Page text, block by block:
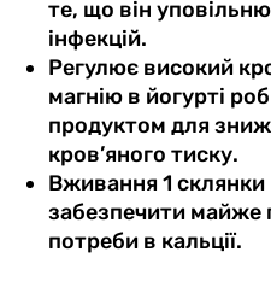
те, що він
інфекцій.
Регулює високий
магнію в йогурті
продуктом для
кров’яного тиску.
Вживання 1
забезпечити майже
потреби в кальції.